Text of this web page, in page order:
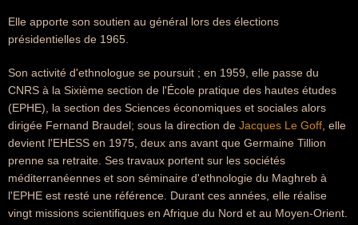
Elle apporte son soutien au général lors des élections
présidentielles de 1965.
Son activité d'ethnologue se poursuit ; en 1959, elle passe du
CNRS à la Sixième section de l'École pratique des hautes études
(EPHE), la section des Sciences économiques et sociales alors
dirigée Fernand Braudel; sous la direction de Jacques Le Goff , elle
devient l'EHESS en 1975, deux ans avant que Germaine Tillion
prenne sa retraite. Ses travaux portent sur les sociétés
méditerranéennes et son séminaire d'ethnologie du Maghreb à
l'EPHE est resté une référence. Durant ces années, elle réalise
vingt missions scientifiques en Afrique du Nord et au Moyen-Orient.